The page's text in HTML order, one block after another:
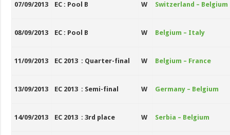
07/09/2013 EC : Pool B W Switzerland – Belgium
08/09/2013 EC : Pool B W Belgium – Italy
11/09/2013 EC 2013 : Quarter-final W Belgium – France
13/09/2013 EC 2013 : Semi-final W Germany – Belgium
14/09/2013 EC 2013 : 3rd place W Serbia – Belgium